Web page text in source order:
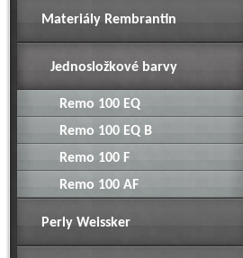
Materiály Rembrantin
Jednosložkové barvy
Remo 100 EQ
Remo 100 EQ B
Remo 100 F
Remo 100 AF
Perly Weissker